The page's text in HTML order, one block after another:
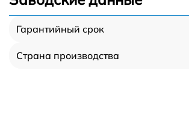
Гарантийный срок
Страна производства